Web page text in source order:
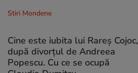
Stiri Mondene
Cine este iubita lui Rareș Cojoc,
după divorțul de Andreea
Popescu. Cu ce se ocupă